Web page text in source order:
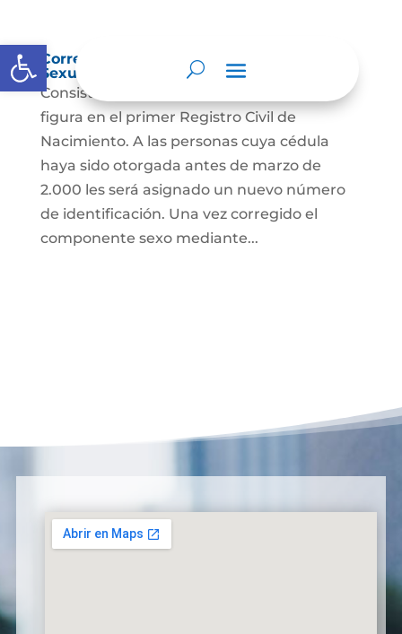
Abrir barra de herramientas
Corrección Componente de Identidad
Sexual en el Registro Civil de Nacimiento
Consiste en el cambio legal del sexo que
figura en el primer Registro Civil de
Nacimiento. A las personas cuya cédula
haya sido otorgada antes de marzo de
2.000 les será asignado un nuevo número
de identificación. Una vez corregido el
componente sexo mediante...